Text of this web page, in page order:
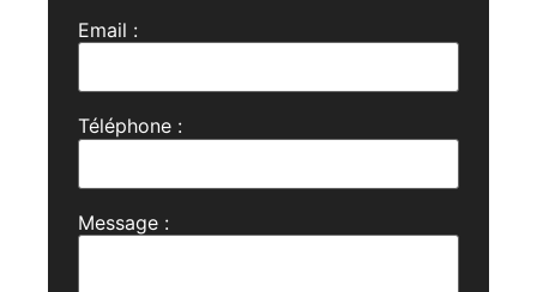
Email :
Téléphone :
Message :